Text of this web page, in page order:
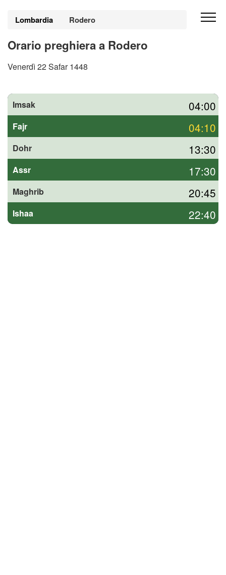
Lombardia Rodero
Orario preghiera a Rodero
Venerdì 22 Safar 1448
Imsak 04:00
Fajr 04:10
Dohr 13:30
Assr 17:30
Maghrib 20:45
Ishaa 22:40